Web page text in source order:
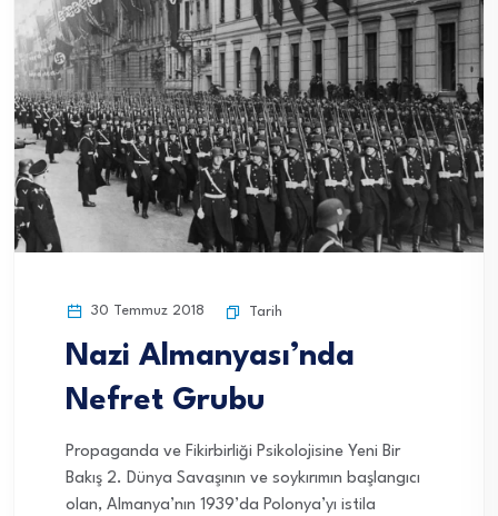
30 Temmuz 2018 Tarih
Nazi Almanyası’nda
Nefret Grubu
Propaganda ve Fikirbirliği Psikolojisine Yeni Bir
Bakış 2. Dünya Savaşının ve soykırımın başlangıcı
olan, Almanya’nın 1939’da Polonya’yı istila